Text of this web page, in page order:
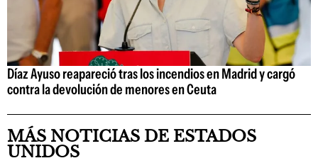
Díaz Ayuso reapareció tras los incendios en Madrid y cargó
contra la devolución de menores en Ceuta
MÁS NOTICIAS DE ESTADOS
UNIDOS